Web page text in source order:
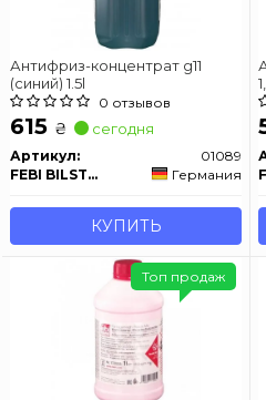
Антифриз-концентрат g11
(синий) 1.5l
0 отзывов
615 ₴ сегодня
Артикул:
01089
FEBI BILSTEIN
Германия
КУПИТЬ
Топ продаж